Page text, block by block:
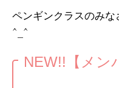
ペンギンクラスのみ
^_^
NEW!!【メン